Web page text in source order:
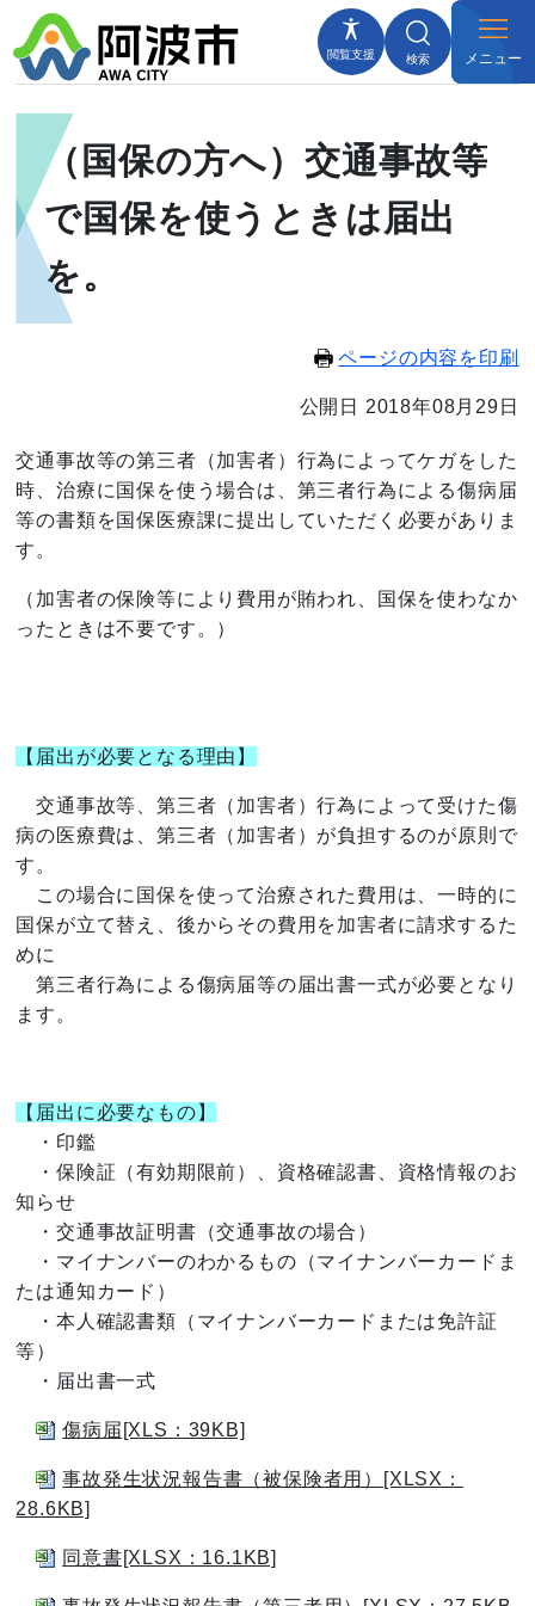
閲覧支援 検索 メニュー
（国保の方へ）交通事故等
で国保を使うときは届出
を。
ページの内容を印刷
公開日 2018年08月29日
交通事故等の第三者（加害者）行為によってケガをした
時、治療に国保を使う場合は、第三者行為による傷病届
等の書類を国保医療課に提出していただく必要がありま
す。
（加害者の保険等により費用が賄われ、国保を使わなか
ったときは不要です。）
【届出が必要となる理由】
交通事故等、第三者（加害者）行為によって受けた傷
病の医療費は、第三者（加害者）が負担するのが原則で
す。
この場合に国保を使って治療された費用は、一時的に
国保が立て替え、後からその費用を加害者に請求するた
めに
第三者行為による傷病届等の届出書一式が必要となり
ます。
【届出に必要なもの】
・印鑑
・保険証（有効期限前）、資格確認書、資格情報のお
知らせ
・交通事故証明書（交通事故の場合）
・マイナンバーのわかるもの（マイナンバーカードま
たは通知カード）
・本人確認書類（マイナンバーカードまたは免許証
等）
・届出書一式
傷病届[XLS：39KB]
事故発生状況報告書（被保険者用）[XLSX：
28.6KB]
同意書[XLSX：16.1KB]